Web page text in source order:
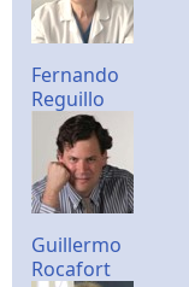
Fernando
Reguillo
Guillermo
Rocafort